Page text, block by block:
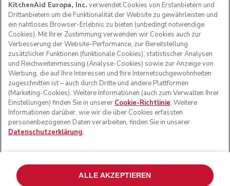
FOLGEN SIE UNS
und das Design der Küchenmaschine sind eingetragene
Marken in den USA und in anderen Ländern.
KitchenAid Europa, Inc. verwendet Cookies von Erstanbietern und
Drittanbietern um die Funktionalität der Website zu gewährleisten und
ein nahtloses Browser-Erlebnis zu bieten (unbedingt notwendige
Cookies). Mit Ihrer Zustimmung verwenden wir Cookies auch zur
Verbesserung der Website-Performance, zur Bereitstellung
zusätzlicher Funktionen (funktionale Cookies), statistischer Analysen
und Reichweitenmessung (Analyse-Cookies) sowie zur Anzeige von
Werbung, die auf Ihre Interessen und Ihre Internetsuchgewohnheiten
zugeschnitten ist – auch durch Dritte und andere Plattformen
(Marketing-Cookies). Weitere Informationen (auch zum Verwalten Ihrer
Einstellungen) finden Sie in unserer Cookie-Richtlinie. Weitere
Informationen darüber, wie wir die über Cookies erfassten
personenbezogenen Daten verarbeiten, finden Sie in unserer
Datenschutzerklärung.
ALLE AKZEPTIEREN